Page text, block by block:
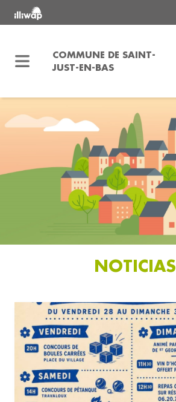
COMMUNE DE SAINT-
JUST-EN-BAS
NOTICIAS